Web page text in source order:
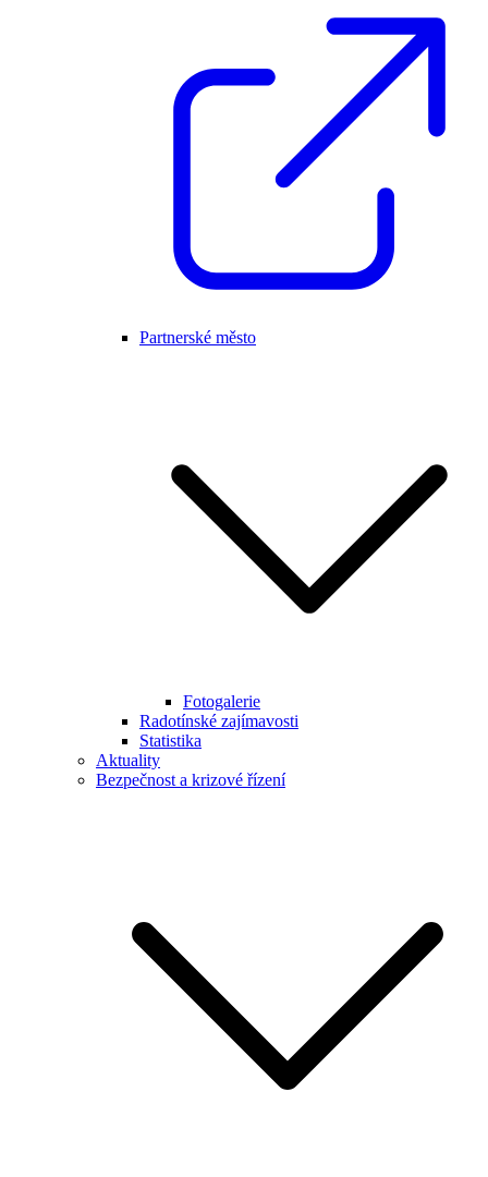
Partnerské město
Fotogalerie
Radotínské zajímavosti
Statistika
Aktuality
Bezpečnost a krizové řízení